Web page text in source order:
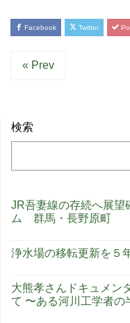
Facebook Twitter
« Prev
検索
JR吾妻線の存続へ展
ム 群馬・長野原町
浄水場の移転更新を
大熊孝さんドキュメ
て 〜ある河川工学者の